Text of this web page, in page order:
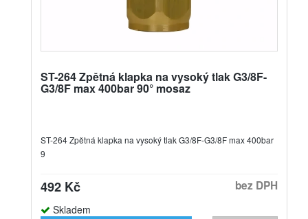
ST-264 Zpětná klapka na vysoký tlak G3/8F-
G3/8F max 400bar 90° mosaz
ST-264 Zpětná klapka na vysoký tlak G3/8F-G3/8F max 400bar
9
492 Kč bez DPH
Skladem